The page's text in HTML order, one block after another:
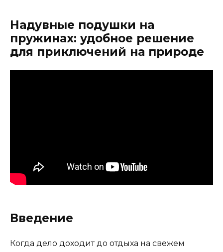
Надувные подушки на
пружинах: удобное решение
для приключений на природе
Введение
Когда дело доходит до отдыха на свежем